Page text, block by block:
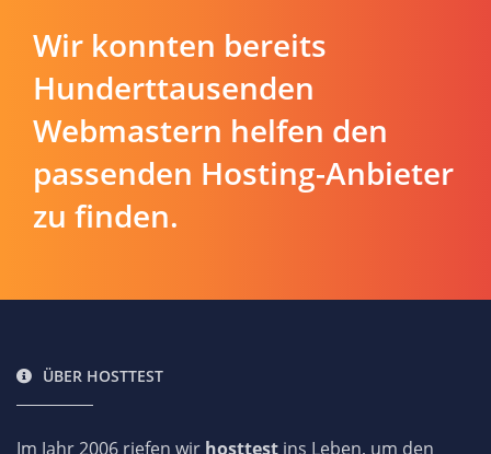
Wir konnten bereits
Hunderttausenden
Webmastern helfen den
passenden Hosting-Anbieter
zu finden.
ÜBER HOSTTEST
Im Jahr 2006 riefen wir hosttest ins Leben, um den